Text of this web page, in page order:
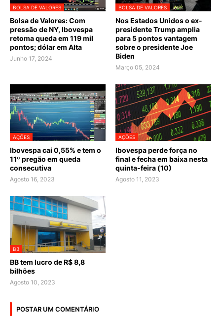
BOLSA DE VALORES
Bolsa de Valores: Com
pressão de NY, Ibovespa
retoma queda em 119 mil
pontos; dólar em Alta
Junho 17, 2024
BOLSA DE VALORES
Nos Estados Unidos o ex-
presidente Trump amplia
para 5 pontos vantagem
sobre o presidente Joe
Biden
Março 05, 2024
AÇÕES
Ibovespa cai 0,55% e tem o
11º pregão em queda
consecutiva
Agosto 16, 2023
AÇÕES
Ibovespa perde força no
final e fecha em baixa nesta
quinta-feira (10)
Agosto 11, 2023
B3
BB tem lucro de R$ 8,8
bilhões
Agosto 10, 2023
POSTAR UM COMENTÁRIO